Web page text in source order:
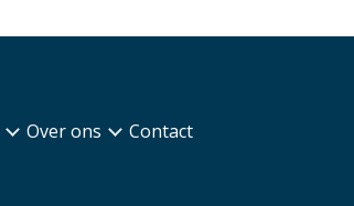
Over ons Contact